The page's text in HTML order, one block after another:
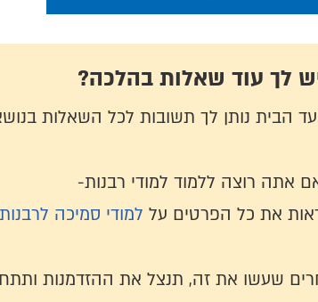
לך עוד שאלות בהלכה?
הבית נותן לך תשובות לכל השאלות
אתה רוצה ללמוד למודי רבנות-
את כל הפרטים על למודי סמיכה לרבנות
שעשו את זה, תנצל את ההזדמנות